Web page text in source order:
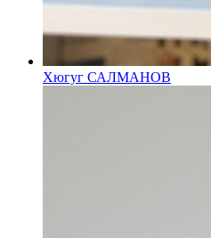
Хюгуг САЛМАНОВ